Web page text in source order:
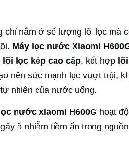
chỉ nằm ở số lượng lõi lọc mà
Máy lọc nước Xiaomi
lõi lọc kép cao cấp, kết hợp
nên sức mạnh lọc vượt trội,
nhiên của nước uống.
nước xiaomi H600G hoạt
ô nhiễm tiềm ẩn trong